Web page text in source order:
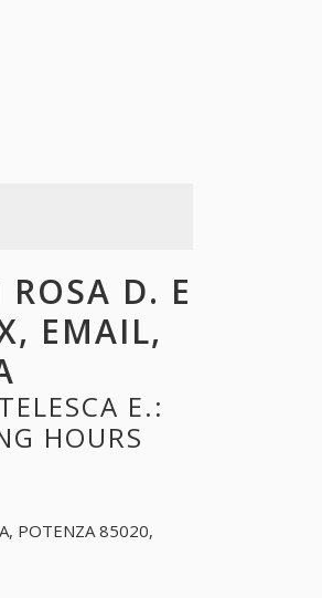
D. E
EMAIL,
E.:
HOURS
POTENZA 85020,